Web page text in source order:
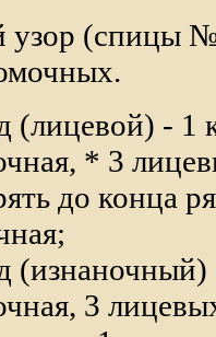
(спицы №
(лицевой) - 1
* 3
до конца
3